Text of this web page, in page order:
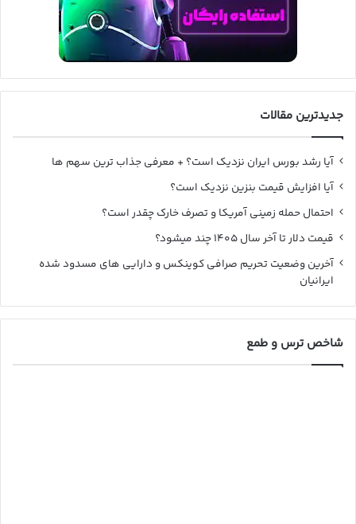
جدیدترین مقالات
آیا رشد بورس ایران نزدیک است؟ + معرفی جذاب ترین سهم ها
آیا افزایش قیمت بنزین نزدیک است؟
احتمال حمله زمینی آمریکا و تصرف خارک چقدر است؟
قیمت دلار تا آخر سال ۱۴۰۵ چند میشود؟
آخرین وضعیت تحریم صرافی کوینکس و دارایی های مسدود شده
ایرانیان
شاخص ترس و طمع